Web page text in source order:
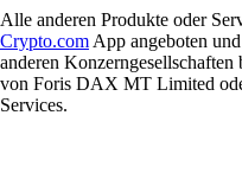
Alle anderen Produkte oder
Crypto.com App angeboten
anderen
von Foris DAX MT Limited
Services.